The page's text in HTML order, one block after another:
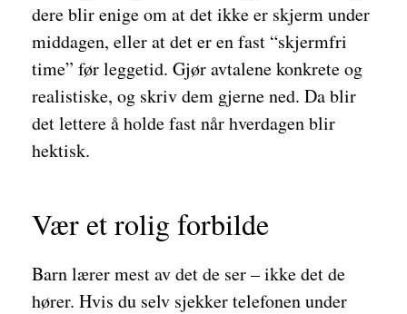
dere blir enige om at det ikke er skjerm under
middagen, eller at det er en fast “skjermfri
time” før leggetid. Gjør avtalene konkrete og
realistiske, og skriv dem gjerne ned. Da blir
det lettere å holde fast når hverdagen blir
hektisk.
Vær et rolig forbilde
Barn lærer mest av det de ser – ikke det de
hører. Hvis du selv sjekker telefonen under